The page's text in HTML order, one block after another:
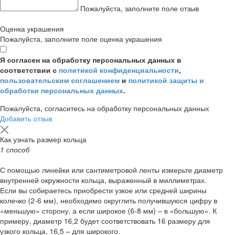
Пожалуйста, заполните поле отзыв
Оценка украшения
Пожалуйста, заполните поле оценка украшения
Я согласен на обработку персональных данных в
соответствии с политикой конфиденциальности,
пользовательским соглашением и политикой защиты и
обработки персональных данных.
Пожалуйста, согласитесь на обработку персональных данных
Добавить отзыв
Как узнать размер кольца
1 способ
С помощью линейки или сантиметровой ленты измерьте диаметр
внутренней окружности кольца, выраженный в миллиметрах.
Если вы собираетесь приобрести узкое или средней ширины
колечко (2-6 мм), необходимо округлить получившуюся цифру в
«меньшую» сторону, а если широкое (6-8 мм) – в «большую». К
примеру, диаметр 16,2 будет соответствовать 16 размеру для
узкого кольца, 16,5 – для широкого.